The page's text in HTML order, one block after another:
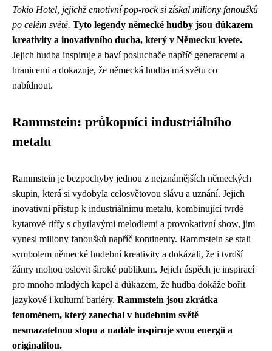
Tokio Hotel, jejichž emotivní pop-rock si získal miliony fanoušků
po celém světě. Tyto legendy německé hudby jsou důkazem
kreativity a inovativního ducha, který v Německu kvete.
Jejich hudba inspiruje a baví posluchače napříč generacemi a
hranicemi a dokazuje, že německá hudba má světu co
nabídnout.
Rammstein: průkopníci industriálního
metalu
Rammstein je bezpochyby jednou z nejznámějších německých
skupin, která si vydobyla celosvětovou slávu a uznání. Jejich
inovativní přístup k industriálnímu metalu, kombinující tvrdé
kytarové riffy s chytlavými melodiemi a provokativní show, jim
vynesl miliony fanoušků napříč kontinenty. Rammstein se stali
symbolem německé hudební kreativity a dokázali, že i tvrdší
žánry mohou oslovit široké publikum. Jejich úspěch je inspirací
pro mnoho mladých kapel a důkazem, že hudba dokáže bořit
jazykové i kulturní bariéry. Rammstein jsou zkrátka
fenoménem, který zanechal v hudebním světě
nesmazatelnou stopu a nadále inspiruje svou energií a
originalitou.